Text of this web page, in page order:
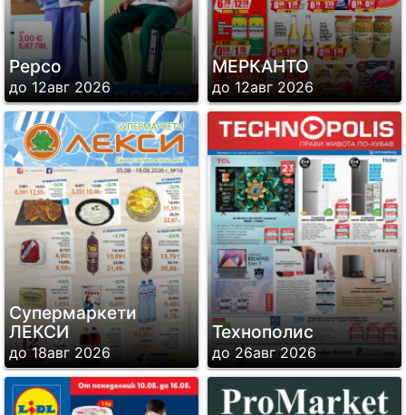
Pepco
до 12авг 2026
МЕРКАНТО
до 12авг 2026
Супермаркети
ЛЕКСИ
до 18авг 2026
Технополис
до 26авг 2026